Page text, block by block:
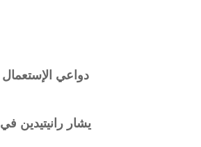
دواعي الإستعمال
يشار رانيتيدين في